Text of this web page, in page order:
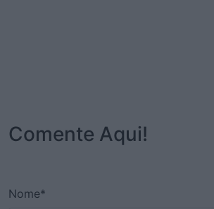
Comente Aqui!
Nome*